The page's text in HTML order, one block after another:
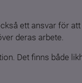
ett ansvar för
deras arbete.
Det finns både